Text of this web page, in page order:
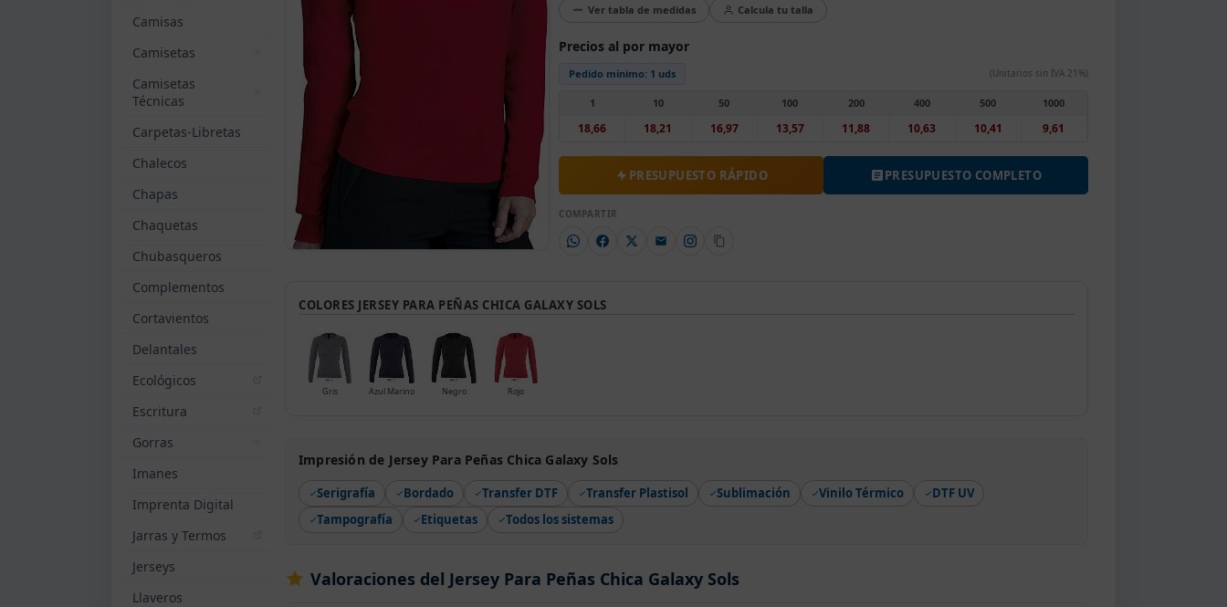
Camisas
Camisetas
Camisetas
Técnicas
Carpetas-Libretas
Chalecos
Chapas
Chaquetas
Chubasqueros
Complementos
Cortavientos
Delantales
Ecológicos
Escritura
Gorras
Imanes
Imprenta Digital
Jarras y Termos
Jerseys
Llaveros
Ver tabla de medidas Calcula tu talla
Precios al por mayor
Pedido mínimo: 1 uds (Unitarios sin IVA 21%)
1
18,66
10
18,21
50
16,97
100
13,57
200
11,88
400
10,63
500
10,41
1000
9,61
PRESUPUESTO RÁPIDO PRESUPUESTO COMPLETO
COMPARTIR
COLORES JERSEY PARA PEÑAS CHICA GALAXY SOLS
Gris Azul Marino Negro Rojo
Impresión de Jersey Para Peñas Chica Galaxy Sols
Serigrafía Bordado Transfer DTF Transfer Plastisol Sublimación Vinilo Térmico
DTF UV
Tampografía
Etiquetas Todos los sistemas
Valoraciones del Jersey Para Peñas Chica Galaxy Sols